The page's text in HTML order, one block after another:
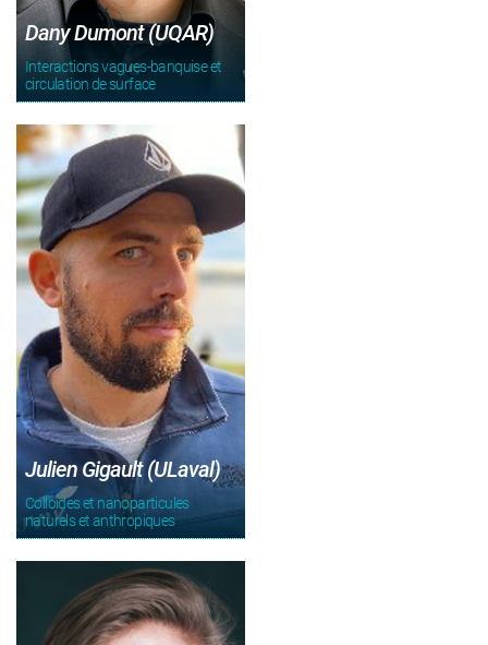
Dany Dumont (UQAR)
Interactions vagues-banquise et
circulation de surface
Julien Gigault (ULaval)
Colloïdes et nanoparticules
naturels et anthropiques